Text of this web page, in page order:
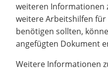
weiteren Informationen
weitere Arbeitshilfen
benötigen sollten,
angefügten Dokument
Weitere Informationen